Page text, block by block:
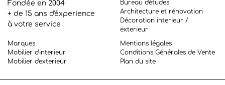
Fondée en 2004
+ de 15 ans d'éxperience
à votre service
Bureau d'études
Architecture et rénovation
Décoration interieur /
exterieur
Marques
Mobilier d'interieur
Mobilier d'exterieur
Mentions légales
Conditions Générales de Vente
Plan du site